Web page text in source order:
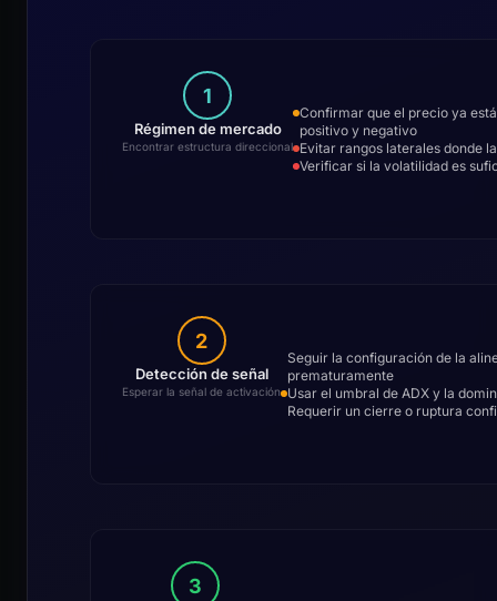
1
Régimen de mercado
Encontrar estructura direccional
Confirmar que el precio ya
positivo y negativo
Evitar rangos laterales donde
Verificar si la volatilidad es
2
Detección de señal
Esperar la señal de activación
Seguir la configuración de la
prematuramente
Usar el umbral de ADX y la
Requerir un cierre o ruptura
3